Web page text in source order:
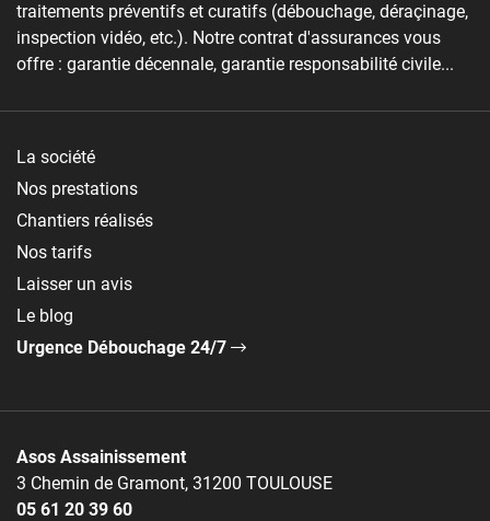
traitements préventifs et curatifs (débouchage, déraçinage,
inspection vidéo, etc.). Notre contrat d'assurances vous
offre : garantie décennale, garantie responsabilité civile...
La société
Nos prestations
Chantiers réalisés
Nos tarifs
Laisser un avis
Le blog
Urgence Débouchage 24/7
Asos Assainissement
3 Chemin de Gramont, 31200 TOULOUSE
05 61 20 39 60